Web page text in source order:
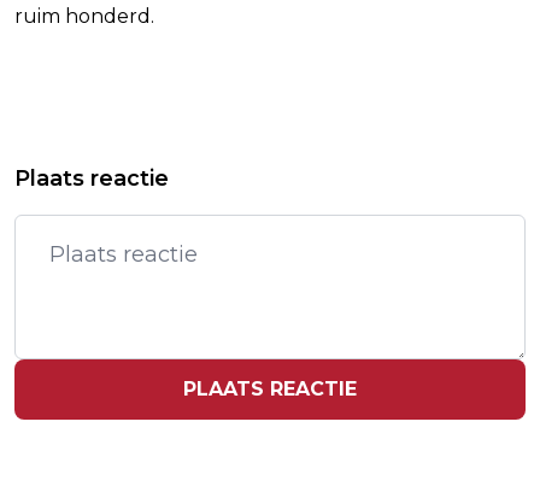
ruim honderd.
MARENGO-PROCES
KLM DRAAIT MOGELIJK TOCH OP
VOOR FIKSE NAHEFFING PILOTEN
Plaats reactie
PLAATS REACTIE